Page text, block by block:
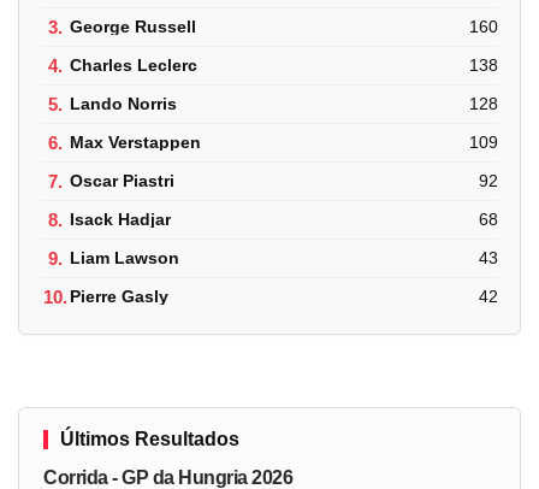
3. George Russell 160
4. Charles Leclerc 138
5. Lando Norris 128
6. Max Verstappen 109
7. Oscar Piastri 92
8. Isack Hadjar 68
9. Liam Lawson 43
10.Pierre Gasly 42
Últimos Resultados
Corrida - GP da Hungria 2026